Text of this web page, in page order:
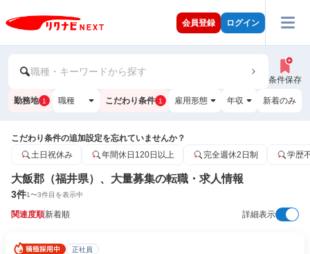
会員登録 ログイン
職種・キーワードから探す
条件保存
勤務地 1 職種 こだわり条件 1 雇用形態 年収 新着のみ
こだわり条件の追加設定を忘れていませんか？
土日祝休み
年間休日120日以上 完全週休2日制 学歴
大飯郡（福井県）、大量募集の転職・求人情報
3件1〜3件目を表示中
関連度順新着順 詳細表示
正社員